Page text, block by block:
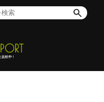
航中！